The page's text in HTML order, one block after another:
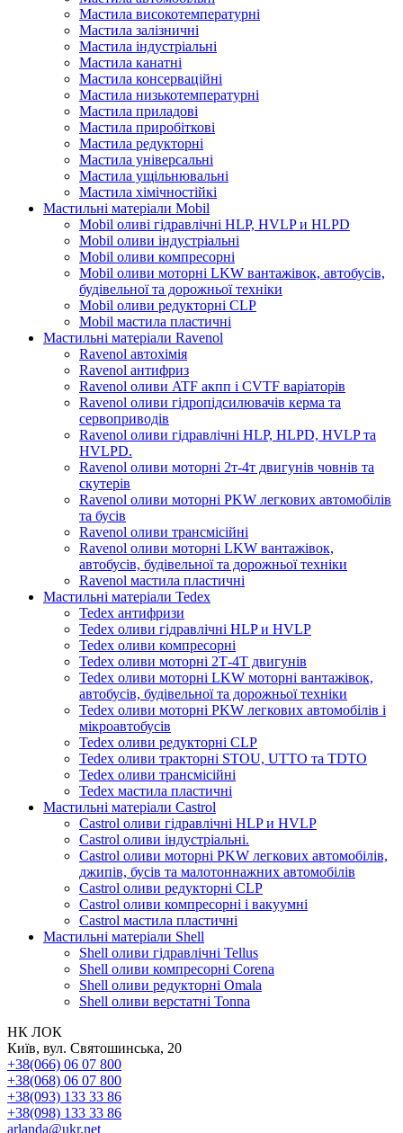
Мастила високотемпературні
Мастила залізничні
Мастила індустріальні
Мастила канатні
Мастила консерваційні
Мастила низькотемпературні
Мастила приладові
Мастила приробіткові
Мастила редукторні
Мастила універсальні
Мастила ущільнювальні
Мастила хімічностійкі
Мастильні матеріали Mobil
Mobil оливі гідравлічні HLP, HVLP и HLPD
Mobil оливи індустріальні
Mobil оливи компресорні
Mobil оливи моторні LKW вантажівок, автобусів,
будівельної та дорожньої техніки
Mobil оливи редукторні CLP
Mobil мастила пластичні
Мастильні матеріали Ravenol
Ravenol автохімія
Ravenol антифриз
Ravenol оливи ATF акпп і CVTF варіаторів
Ravenol оливи гідропідсилювачів керма та
сервоприводів
Ravenol оливи гідравлічні HLP, HLPD, HVLP та
HVLPD.
Ravenol оливи моторні 2т-4т двигунів човнів та
скутерів
Ravenol оливи моторні PKW легкових автомобілів
та бусів
Ravenol оливи трансмісійні
Ravenol оливи моторні LKW вантажівок,
автобусів, будівельної та дорожньої техніки
Ravenol мастила пластичні
Мастильні матеріали Tedex
Tedex антифризи
Tedex оливи гідравлічні HLP и HVLP
Tedex оливи компресорні
Tedex оливи моторні 2Т-4Т двигунів
Tedex оливи моторні LKW моторні вантажівок,
автобусів, будівельної та дорожньої техніки
Tedex оливи моторні PKW легкових автомобілів і
мікроавтобусів
Tedex оливи редукторні CLP
Tedex оливи тракторні STOU, UTTO та TDTO
Tedex оливи трансмісійні
Tedex мастила пластичні
Мастильні матеріали Castrol
Castrol оливи гідравлічні HLP и HVLP
Castrol оливи індустріальні.
Castrol оливи моторні PKW легкових автомобілів,
джипів, бусів та малотоннажних автомобілів
Castrol оливи редукторні CLP
Castrol оливи компресорні і вакуумні
Castrol мастила пластичні
Мастильні матеріали Shell
Shell оливи гідравлічні Tellus
Shell оливи компресорні Corena
Shell оливи редукторні Omala
Shell оливи верстатні Tonna
НК ЛОК
Київ, вул. Святошинська, 20
+38(066) 06 07 800
+38(068) 06 07 800
+38(093) 133 33 86
+38(098) 133 33 86
arlanda@ukr.net